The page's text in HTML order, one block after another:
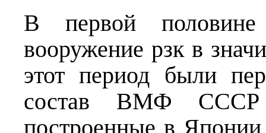
В первой
вооружение рзк в
этот период были
состав ВМФ СССР
построенные в